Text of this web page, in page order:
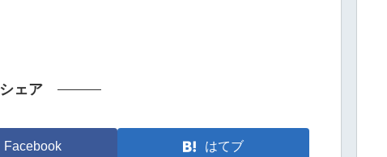
シェア
Facebook はてブ